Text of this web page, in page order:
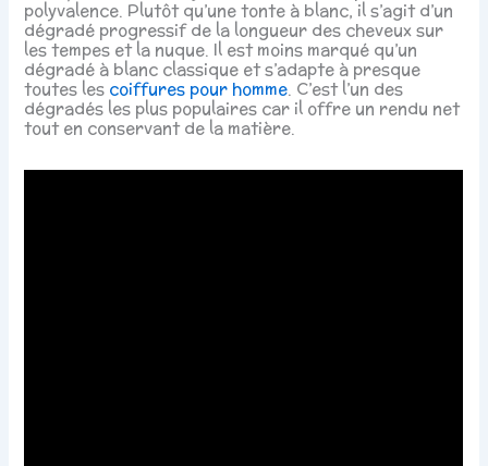
polyvalence. Plutôt qu’une tonte à blanc, il s’agit d’un
dégradé progressif de la longueur des cheveux sur
les tempes et la nuque. Il est moins marqué qu’un
dégradé à blanc classique et s’adapte à presque
toutes les coiffures pour homme. C’est l’un des
dégradés les plus populaires car il offre un rendu net
tout en conservant de la matière.